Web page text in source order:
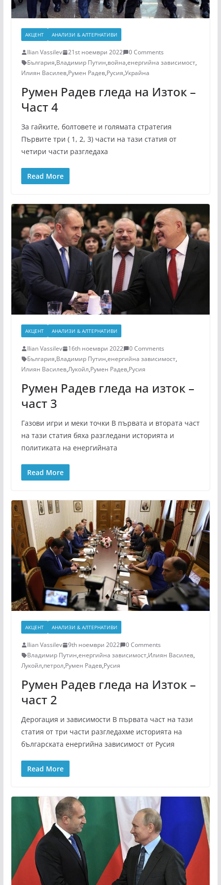
АКЦЕНТ АНАЛИЗИ & АЛТЕРНАТИВИ
Ilian Vassilev 21st ноември 2022
0 Comments
България,Владимир Путин,война,енергийна зависимост,
Илиян Василев,Румен Радев,Русия,Украйна
Румен Радев гледа на Изток –
Част 4
За гайките, болтовете и голямата стратегия
Първите три ( 1, 2, 3) части на тази статия от
четири части разгледаха
Read More
АКЦЕНТ АНАЛИЗИ & АЛТЕРНАТИВИ
Ilian Vassilev 16th ноември 2022
0 Comments
България,Владимир Путин,енергийна зависимост,
Илиян Василев,Лукойл,Румен Радев,Русия
Румен Радев гледа на изток –
част 3
Газови игри и меки точки В първата и втората част
на тази статия бяха разгледани историята и
политиката на енергийната
Read More
АКЦЕНТ АНАЛИЗИ & АЛТЕРНАТИВИ
Ilian Vassilev 9th ноември 2022
0 Comments
Владимир Путин,енергийна зависимост,Илиян Василев,
Лукойл,петрол,Румен Радев,Русия
Румен Радев гледа на Изток –
част 2
Дерогация и зависимости В първата част на тази
статия от три части разгледахме историята на
българската енергийна зависимост от Русия
Read More